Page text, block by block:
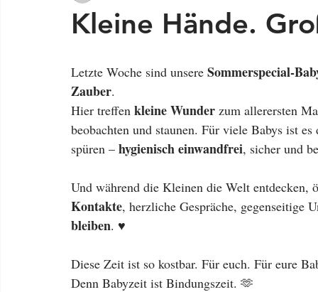
Kleine Hände.
Letzte Woche sind unsere Sommerspecial-
Zauber.
Hier treffen kleine Wunder zum allerersten
beobachten und staunen. Für viele Babys ist es
spüren – hygienisch einwandfrei, sicher und
Und während die Kleinen die Welt
Kontakte, herzliche Gespräche, gegenseitige
bleiben. ♥️
Diese Zeit ist so kostbar. Für euch. Für eure
Denn Babyzeit ist Bindungszeit. 🫶